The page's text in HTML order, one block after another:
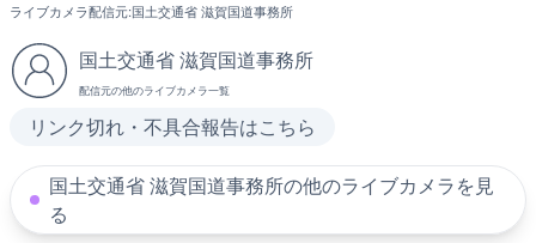
ライブカメラ配信元:国土交通省 滋賀国道事務所
国土交通省 滋賀国道事務所
配信元の他のライブカメラ一覧
リンク切れ・不具合報告はこちら
国土交通省 滋賀国道事務所の他のライブカメラを見
る